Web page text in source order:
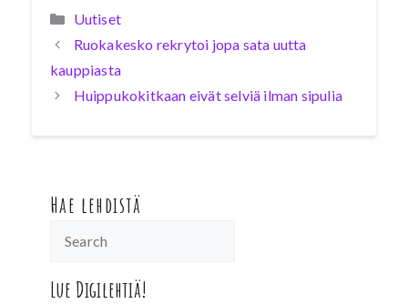
Kategoriat
Uutiset
Ruokakesko rekrytoi jopa sata uutta
kauppiasta
Huippukokitkaan eivät selviä ilman sipulia
Hae lehdistä
Lue Digilehtiä!